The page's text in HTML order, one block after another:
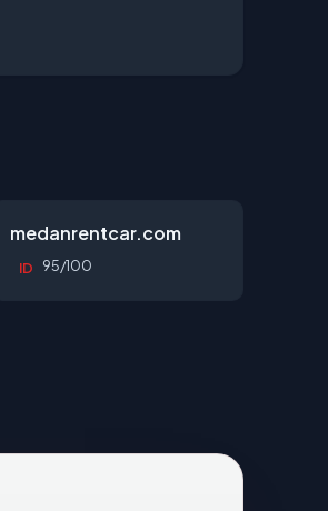
medanrentcar.com
ID 95/100